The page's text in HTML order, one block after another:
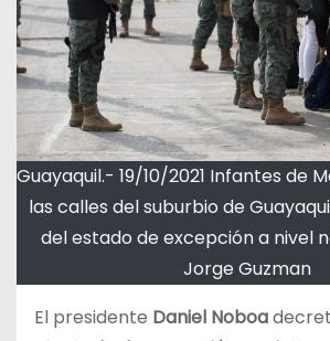
Guayaquil.- 19/10/2021 Infantes de
las calles del suburbio de
del estado de excepción a nivel
Jorge Guzman
El presidente Daniel Noboa